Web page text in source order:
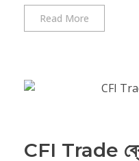
Read More
CFI Trade